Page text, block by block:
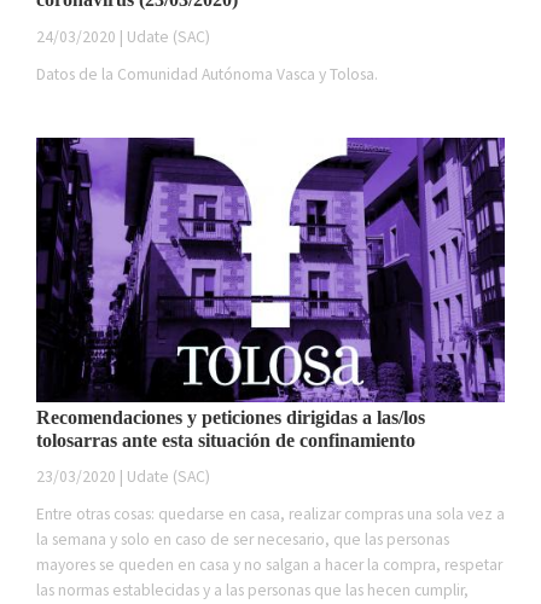
24/03/2020 | Udate (SAC)
Datos de la Comunidad Autónoma Vasca y Tolosa.
Recomendaciones y peticiones dirigidas a las/los
tolosarras ante esta situación de confinamiento
23/03/2020 | Udate (SAC)
Entre otras cosas: quedarse en casa, realizar compras una sola vez a
la semana y solo en caso de ser necesario, que las personas
mayores se queden en casa y no salgan a hacer la compra, respetar
las normas establecidas y a las personas que las hecen cumplir,